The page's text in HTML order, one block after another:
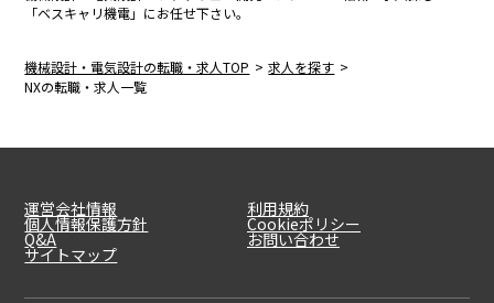
「ベスキャリ機電」にお任せ下さい。
機械設計・電気設計の転職・求人TOP
求人を探す
NXの転職・求人一覧
運営会社情報 利用規約
個人情報保護方針 Cookieポリシー
Q&A お問い合わせ
サイトマップ